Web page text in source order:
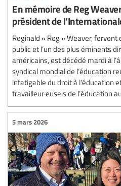
En mémoire de Reg
président de
Reginald « Reg » Weaver,
public et l’un des plus éminents
américains, est décédé mardi à
syndical mondial de l’éducation
infatigable du droit à l’éducation
travailleur·euse·s de l’éducation
5 mars 2026